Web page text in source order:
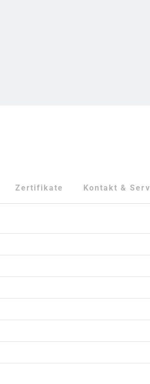
Zertifikate Kontakt &